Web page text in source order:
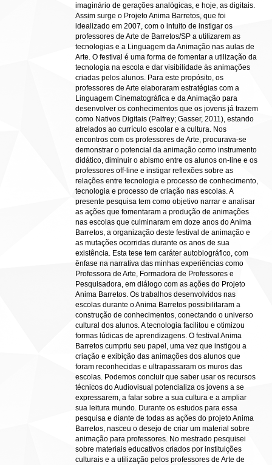
imaginário de gerações analógicas, e hoje, as digitais.
Assim surge o Projeto Anima Barretos, que foi
idealizado em 2007, com o intuito de instigar os
professores de Arte de Barretos/SP a utilizarem as
tecnologias e a Linguagem da Animação nas aulas de
Arte. O festival é uma forma de fomentar a utilização da
tecnologia na escola e dar visibilidade às animações
criadas pelos alunos. Para este propósito, os
professores de Arte elaboraram estratégias com a
Linguagem Cinematográfica e da Animação para
desenvolver os conhecimentos que os jovens já trazem
como Nativos Digitais (Palfrey; Gasser, 2011), estando
atrelados ao currículo escolar e a cultura. Nos
encontros com os professores de Arte, procurava-se
demonstrar o potencial da animação como instrumento
didático, diminuir o abismo entre os alunos on-line e os
professores off-line e instigar reflexões sobre as
relações entre tecnologia e processo de conhecimento,
tecnologia e processo de criação nas escolas. A
presente pesquisa tem como objetivo narrar e analisar
as ações que fomentaram a produção de animações
nas escolas que culminaram em doze anos do Anima
Barretos, a organização deste festival de animação e
as mutações ocorridas durante os anos de sua
existência. Esta tese tem caráter autobiográfico, com
ênfase na narrativa das minhas experiências como
Professora de Arte, Formadora de Professores e
Pesquisadora, em diálogo com as ações do Projeto
Anima Barretos. Os trabalhos desenvolvidos nas
escolas durante o Anima Barretos possibilitaram a
construção de conhecimentos, conectando o universo
cultural dos alunos. A tecnologia facilitou e otimizou
formas lúdicas de aprendizagens. O festival Anima
Barretos cumpriu seu papel, uma vez que instigou a
criação e exibição das animações dos alunos que
foram reconhecidas e ultrapassaram os muros das
escolas. Podemos concluir que saber usar os recursos
técnicos do Audiovisual potencializa os jovens a se
expressarem, a falar sobre a sua cultura e a ampliar
sua leitura mundo. Durante os estudos para essa
pesquisa e diante de todas as ações do projeto Anima
Barretos, nasceu o desejo de criar um material sobre
animação para professores. No mestrado pesquisei
sobre materiais educativos criados por instituições
culturais e a utilização pelos professores de Arte de